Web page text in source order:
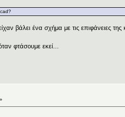
βάλει ένα σχήμα με τις επιφάνειες
φτάσουμε εκεί...